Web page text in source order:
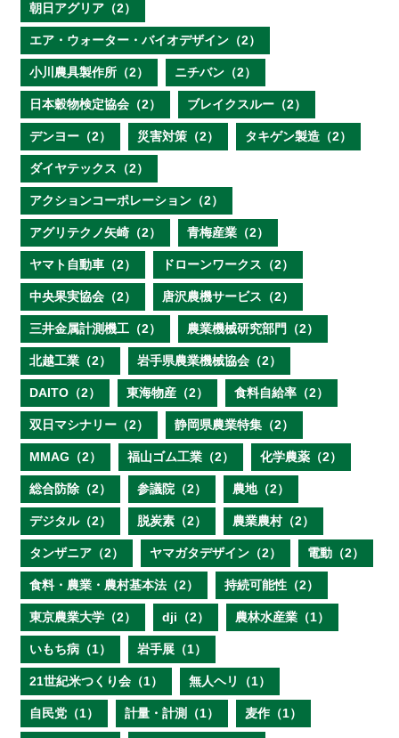
朝日アグリア（2）
エア・ウォーター・バイオデザイン（2）
小川農具製作所（2） ニチバン（2）
日本穀物検定協会（2） ブレイクスルー（2）
デンヨー（2） 災害対策（2） タキゲン製造（2）
ダイヤテックス（2）
アクションコーポレーション（2）
アグリテクノ矢崎（2） 青梅産業（2）
ヤマト自動車（2） ドローンワークス（2）
中央果実協会（2） 唐沢農機サービス（2）
三井金属計測機工（2） 農業機械研究部門（2）
北越工業（2） 岩手県農業機械協会（2）
DAITO（2） 東海物産（2） 食料自給率（2）
双日マシナリー（2） 静岡県農業特集（2）
MMAG（2） 福山ゴム工業（2） 化学農薬（2）
総合防除（2） 参議院（2） 農地（2）
デジタル（2） 脱炭素（2） 農業農村（2）
タンザニア（2） ヤマガタデザイン（2） 電動（2）
食料・農業・農村基本法（2） 持続可能性（2）
東京農業大学（2） dji（2） 農林水産業（1）
いもち病（1） 岩手展（1）
21世紀米つくり会（1） 無人ヘリ（1）
自民党（1） 計量・計測（1） 麦作（1）